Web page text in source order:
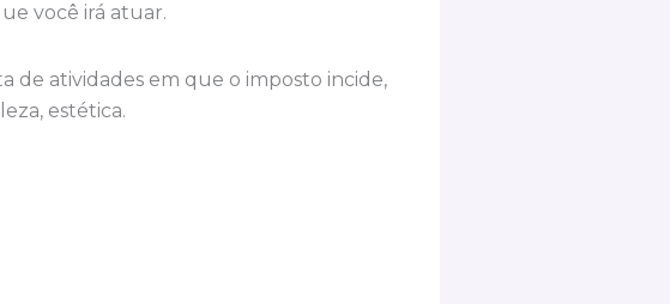
você irá atuar.
de atividades em que o imposto incide,
estética.